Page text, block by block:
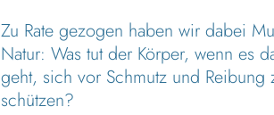
Zu Rate gezogen haben wir dabei
Natur: Was tut der Körper, wenn es
geht, sich vor Schmutz und Reibung
schützen?